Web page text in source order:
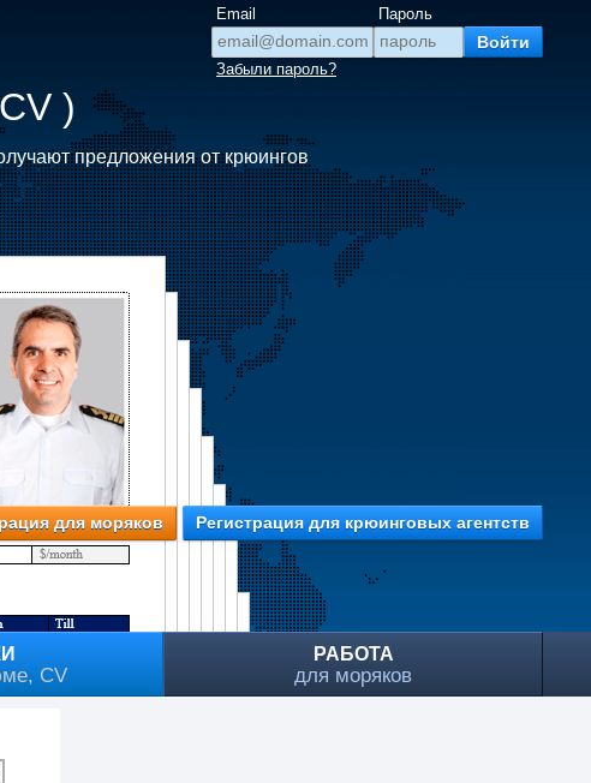
Email Пароль
Забыли пароль?
)
предложения от крюингов
для моряков Регистрация для крюинговых агентств
CV
РАБОТА
для моряков